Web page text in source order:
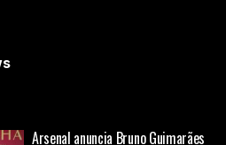
Arsenal anuncia Bruno Guimarães